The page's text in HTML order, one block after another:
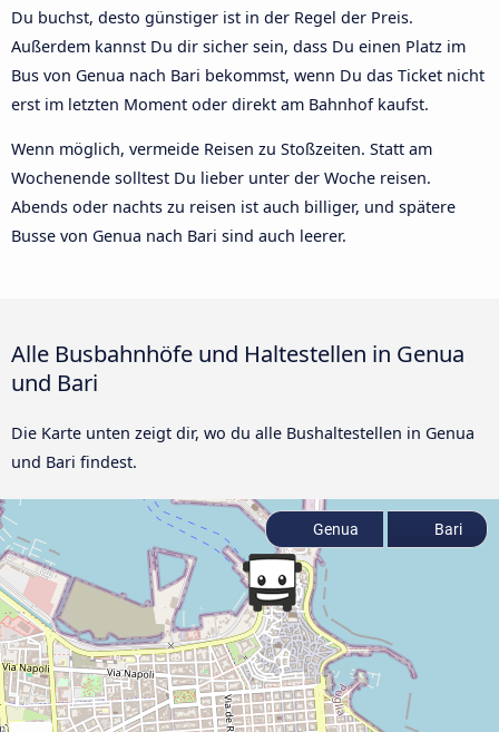
Du buchst, desto günstiger ist in der Regel der Preis.
Außerdem kannst Du dir sicher sein, dass Du einen Platz im
Bus von Genua nach Bari bekommst, wenn Du das Ticket nicht
erst im letzten Moment oder direkt am Bahnhof kaufst.
Wenn möglich, vermeide Reisen zu Stoßzeiten. Statt am
Wochenende solltest Du lieber unter der Woche reisen.
Abends oder nachts zu reisen ist auch billiger, und spätere
Busse von Genua nach Bari sind auch leerer.
Alle Busbahnhöfe und Haltestellen in Genua
und Bari
Die Karte unten zeigt dir, wo du alle Bushaltestellen in Genua
und Bari findest.
Genua Bari